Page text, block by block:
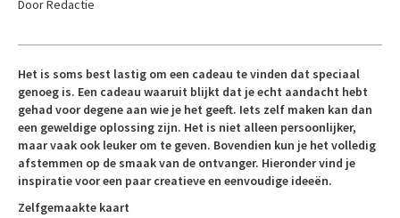
Door Redactie
Het is soms best lastig om een cadeau te vinden dat speciaal
genoeg is. Een cadeau waaruit blijkt dat je echt aandacht hebt
gehad voor degene aan wie je het geeft. Iets zelf maken kan dan
een geweldige oplossing zijn. Het is niet alleen persoonlijker,
maar vaak ook leuker om te geven. Bovendien kun je het volledig
afstemmen op de smaak van de ontvanger. Hieronder vind je
inspiratie voor een paar creatieve en eenvoudige ideeën.
Zelfgemaakte kaart